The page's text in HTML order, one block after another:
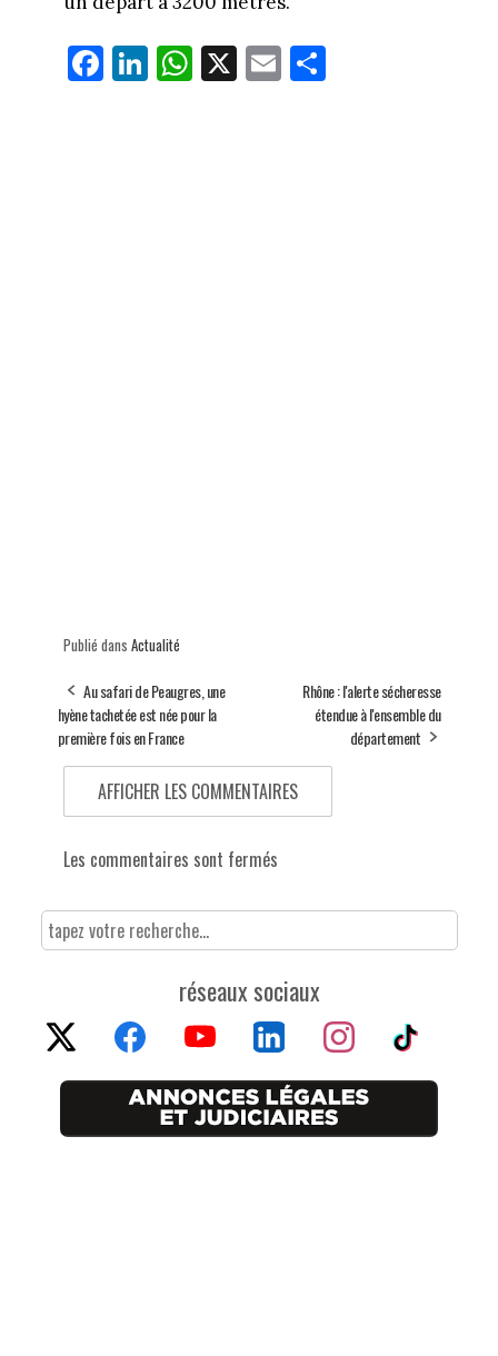
Fa
ce
Li
nk
W
ha
X E
m
Pa
rt
Publié dans Actualité
Au safari de Peaugres, une
hyène tachetée est née pour la
première fois en France
Rhône : l'alerte sécheresse
étendue à l'ensemble du
département
AFFICHER LES COMMENTAIRES
Les commentaires sont fermés
réseaux sociaux